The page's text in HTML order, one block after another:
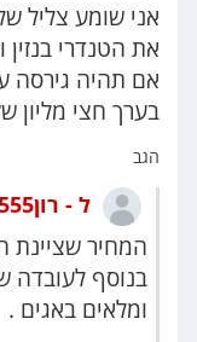
אני שומע צליל
את הטנדרי
אם תהיה גירסה
בערך חצי מליון
הגב
ל - רון555
המחיר שציינת
בנוסף לעובדה
ומלאים באגים .